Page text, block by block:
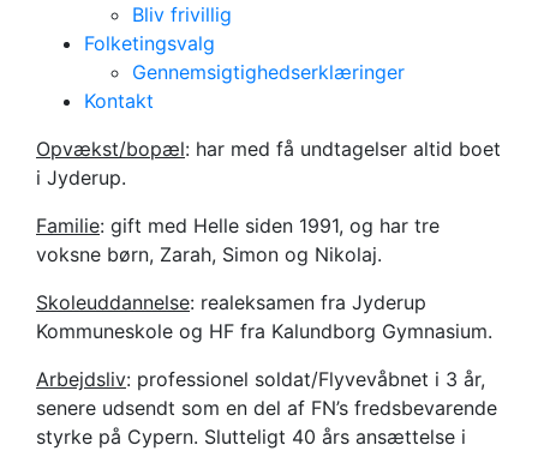
Bliv frivillig
Folketingsvalg
Gennemsigtighedserklæringer
Kontakt
Jyderup
Steen Klink
Opvækst/bopæl: har med få undtagelser altid boet
i Jyderup.
Familie: gift med Helle siden 1991, og har tre
voksne børn, Zarah, Simon og Nikolaj.
Skoleuddannelse: realeksamen fra Jyderup
Kommuneskole og HF fra Kalundborg Gymnasium.
Arbejdsliv: professionel soldat/Flyvevåbnet i 3 år,
senere udsendt som en del af FN’s fredsbevarende
styrke på Cypern. Slutteligt 40 års ansættelse i